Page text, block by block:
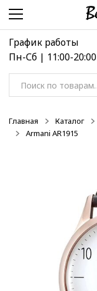
Перейти
навигации
Перейти
содержимому
График работы
Пн-Сб | 11:00-20:00
Искать:
Главная Каталог
Armani AR1915
-50%
-50%
-50%